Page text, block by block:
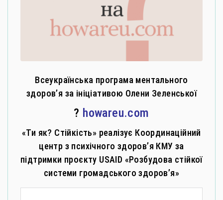
Всеукраїнська програма ментального
здоров’я за ініціативою Олени Зеленської
? howareu.com
«Ти як? Стійкість» реалізує Координаційний
центр з психічного здоров’я КМУ за
підтримки проєкту USAID «Розбудова стійкої
системи громадського здоров’я»